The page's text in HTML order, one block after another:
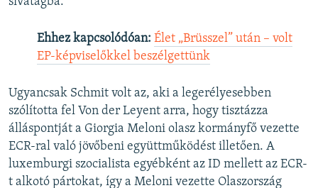
Ehhez kapcsolódóan: Élet „Brüsszel” után – volt
EP-képviselőkkel beszélgettünk
Ugyancsak Schmit volt az, aki a legerélyesebben
szólította fel Von der Leyent arra, hogy tisztázza
álláspontját a Giorgia Meloni olasz kormányfő vezette
ECR-ral való jövőbeni együttműködést illetően. A
luxemburgi szocialista egyébként az ID mellett az ECR-
t alkotó pártokat, így a Meloni vezette Olaszország